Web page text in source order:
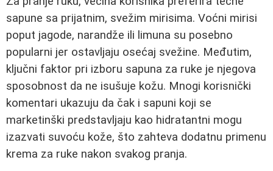
sapune sa prijatnim, svežim mirisima. Voćni mirisi
poput jagode, narandže ili limuna su posebno
popularni jer ostavljaju osećaj svežine. Međutim,
ključni faktor pri izboru sapuna za ruke je njegova
sposobnost da ne isušuje kožu. Mnogi korisnički
komentari ukazuju da čak i sapuni koji se
marketinški predstavljaju kao hidratantni mogu
izazvati suvoću kože, što zahteva dodatnu primenu
krema za ruke nakon svakog pranja.